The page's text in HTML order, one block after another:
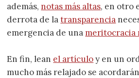
además,notas más altas, en otro
derrota de latransparencia
emergencia de unameritocracia
En fin, lean el artículoy en un
mucho más relajado se